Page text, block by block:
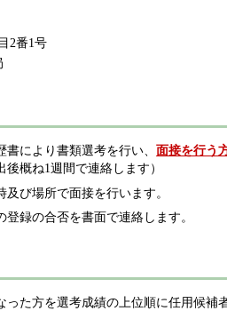
2番1号
書により書類選考を行い、面接を行う
概ね1週間で連絡します）
及び場所で面接を行います。
録の合否を書面で連絡します。
った方を選考成績の上位順に任用候補